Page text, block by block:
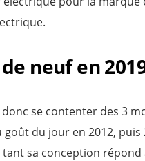
neuf en
se contenter des 3
goût du jour en 2012,
tant sa conception répond